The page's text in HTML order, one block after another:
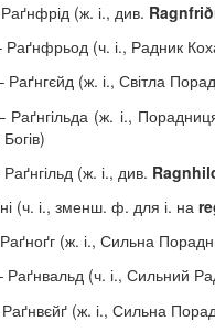
(ж. і., див. Ragnfrið
(ч. і., Радник
Раґнгєйд (ж. і., Світла
Раґнгільда (ж. і.,
(ж. і., див.
(ч. і., зменш. ф. для і. на
(ж. і., Сильна
(ч. і., Сильний
(ж. і., Сильна